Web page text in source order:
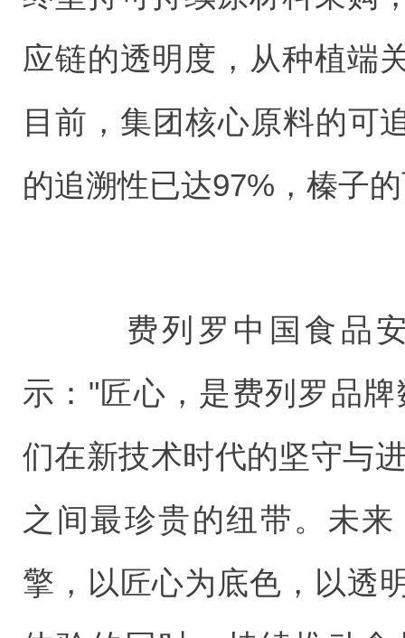
应链的透明度，从种植端
目前，集团核心原料的可
的追溯性已达97%，榛子
费列罗中国食品安
示："匠心，是费列罗品
们在新技术时代的坚守与
之间最珍贵的纽带。未
擎，以匠心为底色，以透